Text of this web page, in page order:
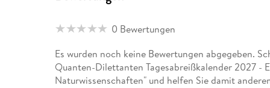
0 Bewertungen
Es wurden noch keine Bewertungen abgegeben.
Quanten-Dilettanten Tagesabreißkalender 2027 -
Naturwissenschaften" und helfen Sie damit